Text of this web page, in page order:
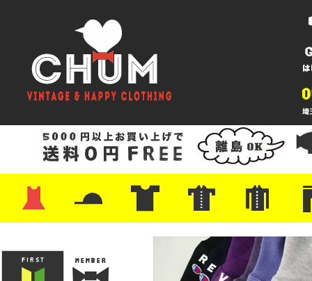
・レザーシューズ/スニーカー
・プリントTシャツ
・バンド/ツアー
・キャラクター
・Nike/adidas/スポーツ
・チャンピオン
・サーフ/スケート
・ボーダー/総柄/無地
・フットボール/リンガー
・タンクトップ/NBA・ポロシャツ
・半袖シャツ
・アロハ/サーフ/ボーリング
・ラルフ/ブランド
・無地/チェック/ストラ
・ワーク/ミリタリー/ウ
・ネル/ウール ・ショ
・アウ
・ジー
・
・ミリ
・コー
・コッ
・オー
・ジャ
ン